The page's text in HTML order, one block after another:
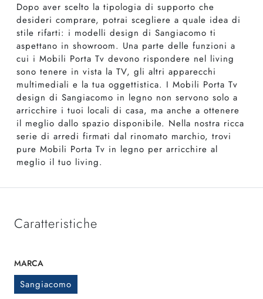
Dopo aver scelto la tipologia di supporto che
desideri comprare, potrai scegliere a quale idea di
stile rifarti: i modelli design di Sangiacomo ti
aspettano in showroom. Una parte delle funzioni a
cui i Mobili Porta Tv devono rispondere nel living
sono tenere in vista la TV, gli altri apparecchi
multimediali e la tua oggettistica. I Mobili Porta Tv
design di Sangiacomo in legno non servono solo a
arricchire i tuoi locali di casa, ma anche a ottenere
il meglio dallo spazio disponibile. Nella nostra ricca
serie di arredi firmati dal rinomato marchio, trovi
pure Mobili Porta Tv in legno per arricchire al
meglio il tuo living.
Caratteristiche
MARCA
Sangiacomo